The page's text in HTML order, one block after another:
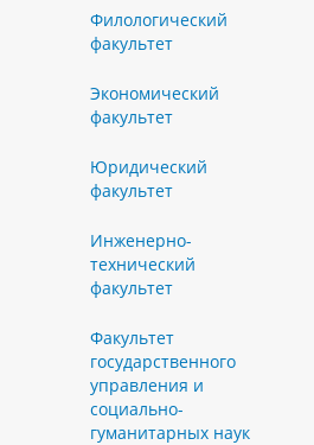
Филологический
факультет
Экономический
факультет
Юридический
факультет
Инженерно-
технический
факультет
Факультет
государственного
управления и
социально-
гуманитарных наук